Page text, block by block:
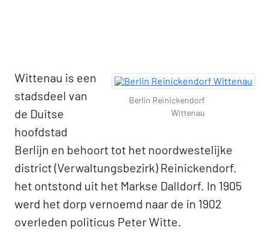
Berlin Reinickendorf
Wittenau
Wittenau is een
stadsdeel van
de Duitse
hoofdstad
Berlijn en behoort tot het noordwestelijke
district (Verwaltungsbezirk) Reinickendorf.
het ontstond uit het Markse Dalldorf. In 1905
werd het dorp vernoemd naar de in 1902
overleden politicus Peter Witte.